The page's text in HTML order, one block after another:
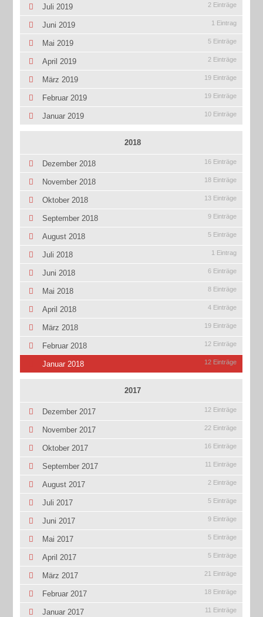
Juli 2019 2 Einträge
Juni 2019 1 Eintrag
Mai 2019 5 Einträge
April 2019 2 Einträge
März 2019 19 Einträge
Februar 2019 19 Einträge
Januar 2019 10 Einträge
2018
Dezember 2018 16 Einträge
November 2018 18 Einträge
Oktober 2018 13 Einträge
September 2018 9 Einträge
August 2018 5 Einträge
Juli 2018 1 Eintrag
Juni 2018 6 Einträge
Mai 2018 8 Einträge
April 2018 4 Einträge
März 2018 19 Einträge
Februar 2018 12 Einträge
Januar 2018 12 Einträge
2017
Dezember 2017 12 Einträge
November 2017 22 Einträge
Oktober 2017 16 Einträge
September 2017 11 Einträge
August 2017 2 Einträge
Juli 2017 5 Einträge
Juni 2017 9 Einträge
Mai 2017 5 Einträge
April 2017 5 Einträge
März 2017 21 Einträge
Februar 2017 18 Einträge
Januar 2017 11 Einträge